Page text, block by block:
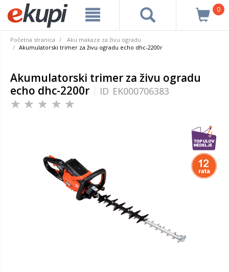
0
Početna stranica
Aku makaze za živu ogradu
Akumulatorski trimer za živu ogradu echo dhc-2200r
Akumulatorski trimer za živu ogradu
echo dhc-2200r
ID EK000706383